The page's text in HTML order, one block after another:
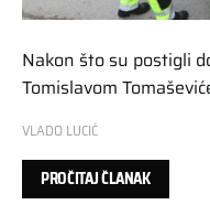
Nakon što su postigli
Tomislavom
VLADO LUCIĆ
PROČITAJ ČLANAK